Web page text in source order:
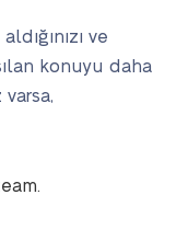
ve
konuyu daha